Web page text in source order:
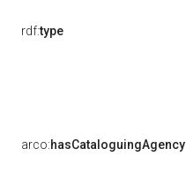
rdf:type
arco:hasCataloguingAgency